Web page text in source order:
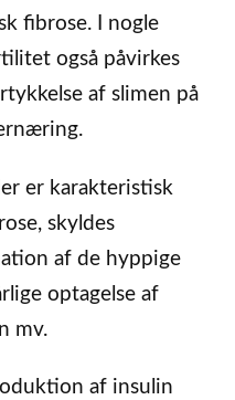
fibrose. I nogle
også påvirkes
af slimen på
er karakteristisk
skyldes
af de hyppige
optagelse af
mv.
af insulin